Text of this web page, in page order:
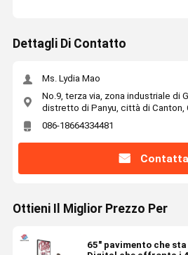
Dettagli Di Contatto
Ms. Lydia Mao
No.9, terza via, zona industriale di
distretto di Panyu, città di Canton,
086-18664334481
Ottieni Il Miglior Prezzo Per
65" pavimento che